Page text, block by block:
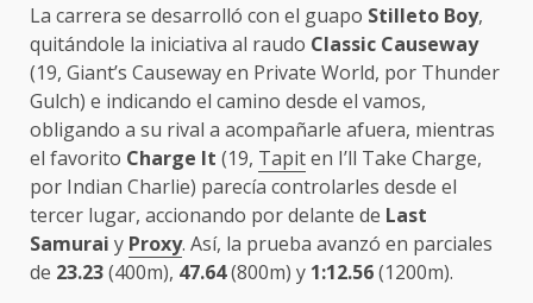
La carrera se desarrolló con el guapo Stilleto Boy,
quitándole la iniciativa al raudo Classic Causeway
(19, Giant’s Causeway en Private World, por Thunder
Gulch) e indicando el camino desde el vamos,
obligando a su rival a acompañarle afuera, mientras
el favorito Charge It (19, Tapiten I’ll Take Charge,
por Indian Charlie) parecía controlarles desde el
tercer lugar, accionando por delante de Last
Samurai y Proxy. Así, la prueba avanzó en parciales
de 23.23(400m), 47.64(800m) y 1:12.56(1200m).